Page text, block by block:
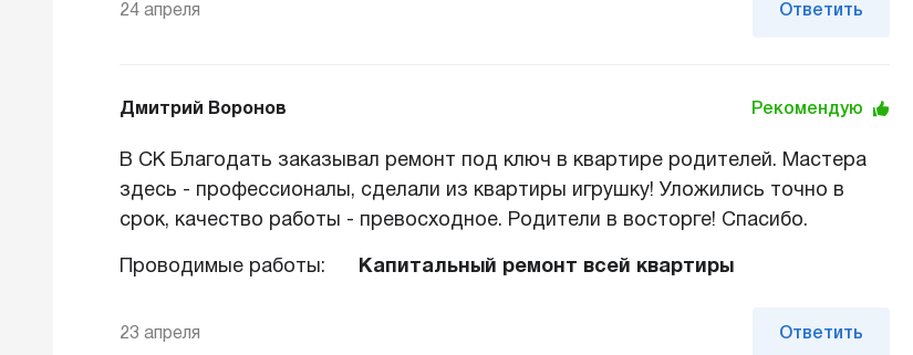
24 апреля Ответить
Дмитрий Воронов Рекомендую
В СК Благодать заказывал ремонт под ключ в квартире родителей. Мастера
здесь - профессионалы, сделали из квартиры игрушку! Уложились точно в
срок, качество работы - превосходное. Родители в восторге! Спасибо.
Проводимые работы: Капитальный ремонт всей квартиры
23 апреля Ответить